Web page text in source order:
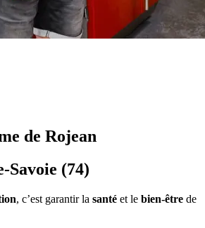
de Rojean
Savoie (74)
, c’est garantir la santé et le bien-être de